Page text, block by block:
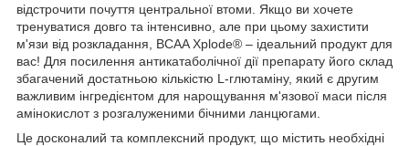
відстрочити почуття центральної втоми. Якщо ви хочете
тренуватися довго та інтенсивно, але при цьому захистити
м'язи від розкладання, BCAA Xplode® – ідеальний продукт для
вас! Для посилення антикатаболічної дії препарату його склад
збагачений достатньою кількістю L-глютаміну, який є другим
важливим інгредієнтом для нарощування м'язової маси після
амінокислот з розгалуженими бічними ланцюгами.
Це досконалий та комплексний продукт, що містить необхідні